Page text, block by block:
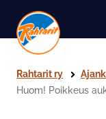
Siirry sivun sisältöön
Rahtarit ry
Huom! Poikkeus